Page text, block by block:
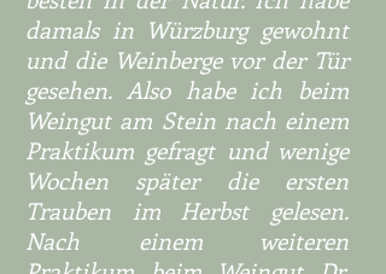
damals in Würzburg gewohnt
und die Weinberge vor der Tür
gesehen. Also habe ich beim
Weingut am Stein nach einem
Praktikum gefragt und wenige
Wochen später die ersten
Trauben im Herbst gelesen.
Nach einem weiteren